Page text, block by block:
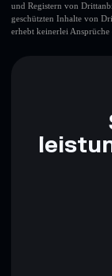
begrenzte
Finanzberatung
bereitgestellt
und Registern von
geschützten Inhalte von
erhebt keinerlei Ansprüche